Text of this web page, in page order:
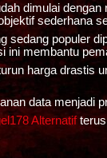
dimulai
sederhana
sedang populer
ini membantu
harga drastis
data menjadi
Alternatifterus